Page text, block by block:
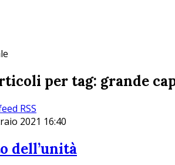
per tag: grande
RSS
2021 16:40
dell’unità